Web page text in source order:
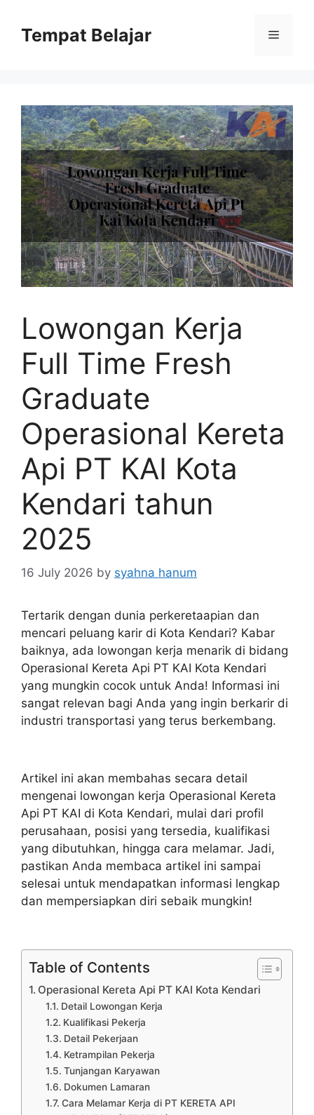
contentTempat Belajar Menu
Lowongan Kerja
Full Time Fresh
Graduate
Operasional Kereta
Api PT KAI Kota
Kendari tahun
2025
16 July 2026 by syahna hanum
Tertarik dengan dunia perkeretaapian dan
mencari peluang karir di Kota Kendari? Kabar
baiknya, ada lowongan kerja menarik di bidang
Operasional Kereta Api PT KAI Kota Kendari
yang mungkin cocok untuk Anda! Informasi ini
sangat relevan bagi Anda yang ingin berkarir di
industri transportasi yang terus berkembang.
Artikel ini akan membahas secara detail
mengenai lowongan kerja Operasional Kereta
Api PT KAI di Kota Kendari, mulai dari profil
perusahaan, posisi yang tersedia, kualifikasi
yang dibutuhkan, hingga cara melamar. Jadi,
pastikan Anda membaca artikel ini sampai
selesai untuk mendapatkan informasi lengkap
dan mempersiapkan diri sebaik mungkin!
Table of Contents
Operasional Kereta Api PT KAI Kota Kendari
Detail Lowongan Kerja
Kualifikasi Pekerja
Detail Pekerjaan
Ketrampilan Pekerja
Tunjangan Karyawan
Dokumen Lamaran
Cara Melamar Kerja di PT KERETA API